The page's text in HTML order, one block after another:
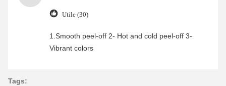
Utile (30)
1.Smooth peel-off 2- Hot and cold peel-off 3-
Vibrant colors
Tags: